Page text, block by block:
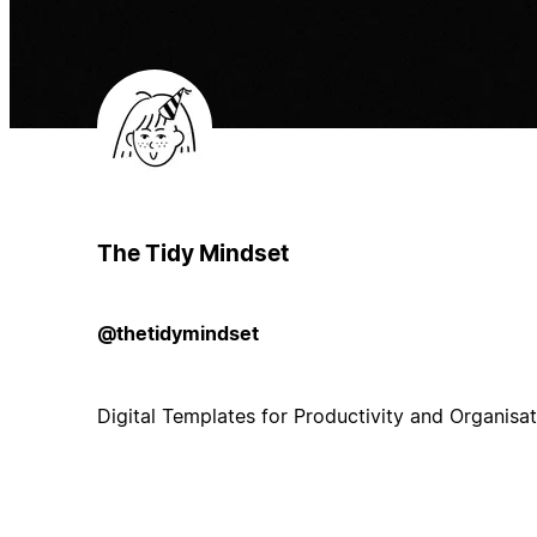
The Tidy Mindset
@thetidymindset
Digital Templates for Productivity and